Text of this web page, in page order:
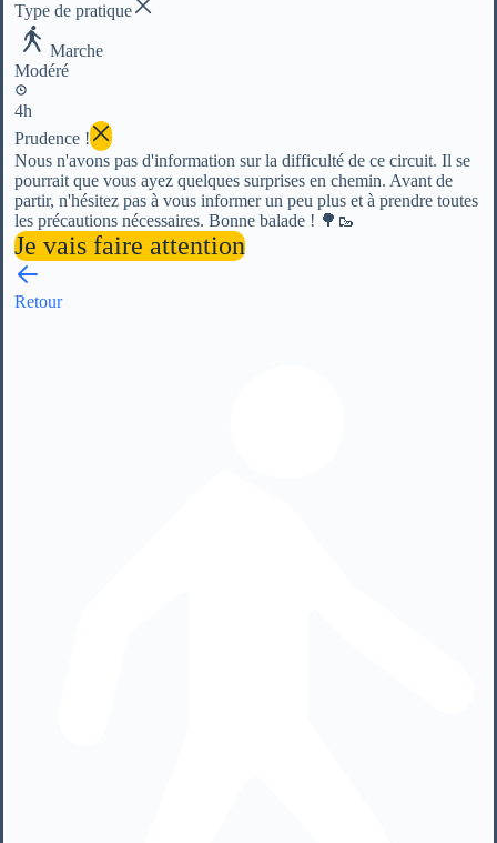
Type de pratique
Marche
Modéré
4h
Prudence !
Nous n'avons pas d'information sur la difficulté de ce circuit. Il se
pourrait que vous ayez quelques surprises en chemin. Avant de
partir, n'hésitez pas à vous informer un peu plus et à prendre toutes
les précautions nécessaires. Bonne balade ! 🌳🥾
Je vais faire attention
Retour